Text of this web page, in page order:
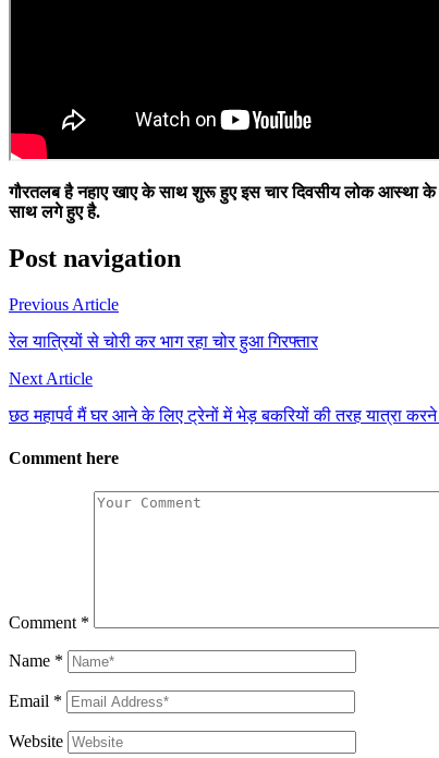
गौरतलब है नहाए खाए के साथ शुरू हुए इस चार दिवसीय लोक आस्था
साथ लगे हुए है.
Post navigation
Previous Article
रेल यात्रियों से चोरी कर भाग रहा चोर हुआ गिरफ्तार
Next Article
छठ महापर्व मैं घर आने के लिए ट्रेनों में भेड़ बकरियों की तरह यात्रा
Comment here
Comment *
Name *
Email *
Website